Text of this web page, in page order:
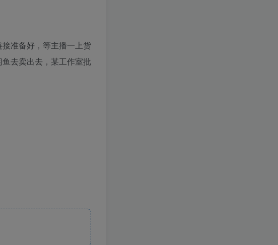
准备好，等主播一上货
去卖出去，某工作室批